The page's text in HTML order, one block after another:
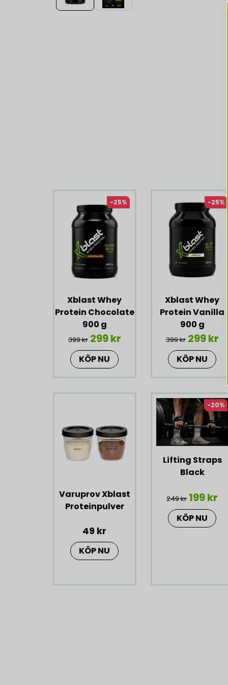
Xblast Whey
Protein Chocolate
900 g
-25%
399 kr 299 kr
KÖP NU
Xblast Whey
Protein Vanilla
900 g
-25%
399 kr 299 kr
KÖP NU
Varuprov Xblast
Proteinpulver
49 kr
KÖP NU
Lifting Straps
Black
-20%
249 kr 199 kr
KÖP NU